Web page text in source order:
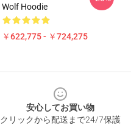
Wolf Hoodie
￥622,775 - ￥724,275
安心してお買い物
クリックから配送まで24/7保護